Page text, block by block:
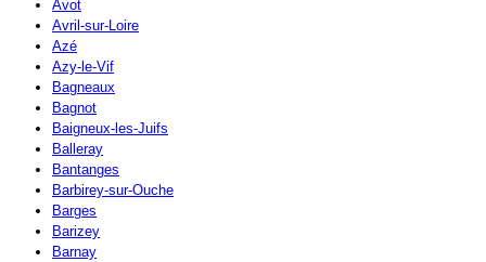
Avot
Avril-sur-Loire
Azé
Azy-le-Vif
Bagneaux
Bagnot
Baigneux-les-Juifs
Balleray
Bantanges
Barbirey-sur-Ouche
Barges
Barizey
Barnay